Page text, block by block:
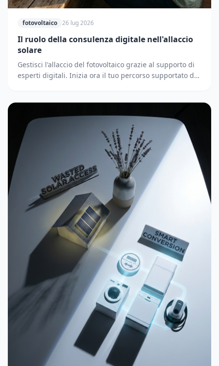
fotovoltaico 26 lug 2026
Il ruolo della consulenza digitale nell'allaccio
solare
Gestisci l'allaccio del fotovoltaico grazie al supporto di
esperti digitali. Inizia ora il tuo percorso supportato dai